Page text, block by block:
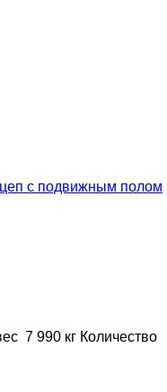
с подвижным полом
7 990 кг Количество